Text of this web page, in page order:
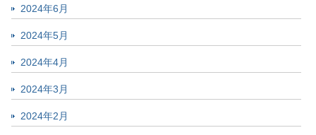
2024年6月
2024年5月
2024年4月
2024年3月
2024年2月